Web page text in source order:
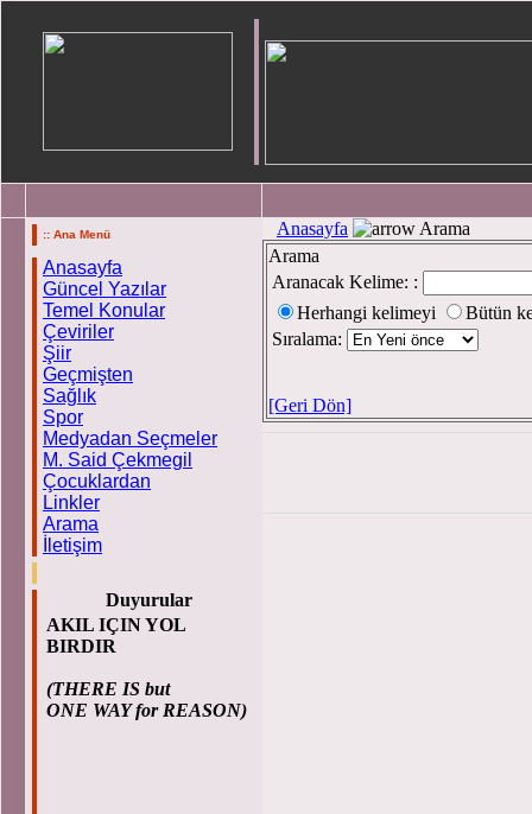
:: Ana Menü
Anasayfa
Güncel Yazılar
Temel Konular
Çeviriler
Şiir
Geçmişten
Sağlık
Spor
Medyadan Seçmeler
M. Said Çekmegil
Çocuklardan
Linkler
Arama
İletişim
Duyurular
AKIL IÇIN YOL
BIRDIR
(THERE IS but
ONE WAY for REASON)
Anasayfa
Arama
Arama
Aranacak Kelime: :
Herhangi kelimeyi
Bütün
Sıralama:
[Geri Dön]